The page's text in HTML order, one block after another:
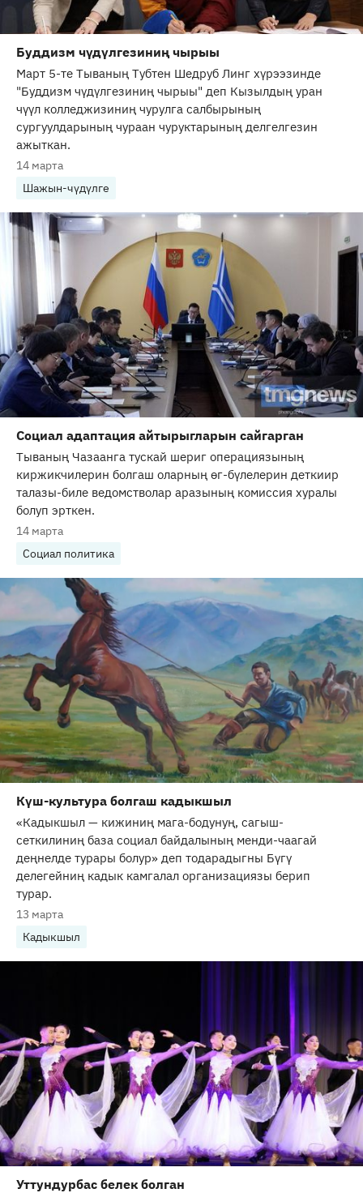
Буддизм чүдүлгезиниң чырыы
Март 5-те Тываның Тубтен Шедруб Линг хүрээзинде
"Буддизм чүдүлгезиниң чырыы" деп Кызылдың уран
чүүл колледжизиниң чурулга салбырының
сургуулдарының чураан чуруктарының делгелгезин
ажыткан.
14 марта
Шажын-чүдүлге
Социал адаптация айтырыгларын сайгарган
Тываның Чазаанга тускай шериг операциязының
киржикчилерин болгаш оларның өг-бүлелерин деткиир
талазы-биле ведомстволар аразының комиссия хуралы
болуп эрткен.
14 марта
Социал политика
Күш-культура болгаш кадыкшыл
«Кадыкшыл — кижиниң мага-бодунуң, сагыш-
сеткилиниң база социал байдалының менди-чаагай
деңнелде турары болур» деп тодарадыгны Бүгү
делегейниң кадык камгалал организациязы берип
турар.
13 марта
Кадыкшыл
Уттундурбас белек болган